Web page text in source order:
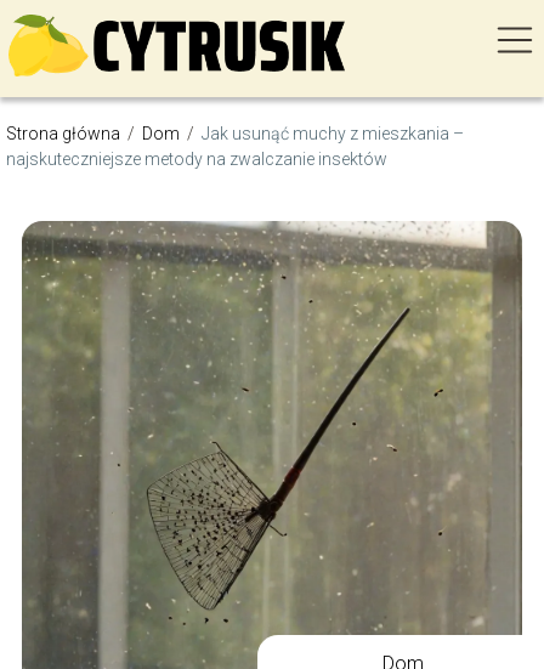
Strona główna / Dom / Jak usunąć muchy z mieszkania –
najskuteczniejsze metody na zwalczanie insektów
Dom